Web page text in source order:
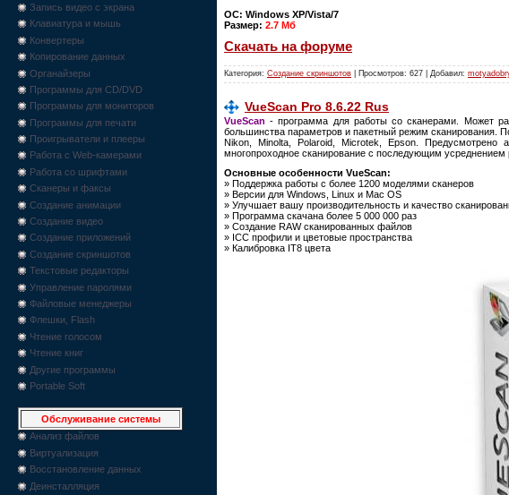
Запись видео с экрана
Клавиатура и мышь
Конвертеры
Копирование данных
Органайзеры
Программы для CD/DVD
Программы для мониторов
Программы для печати
Проигрыватели и плееры
Работа с Web-камерами
Работа со шрифтами
Сканеры и факсы
Создание анимации
Создание видео
Создание приложений
Создание скриншотов
Текстовые редакторы
Управление паролями
Файловые менеджеры
Флешки, Flash
Чтение голосом
Чтение книг
Другие программы
Portable Soft
Обслуживание системы
Анализ файлов
Виртуализация
Восстановление данных
Деинсталляция
ОС: Windows XP/Vista/7
Размер: 2.7 Мб
Скачать на форуме
Категория: Создание скриншотов | Просмотров: 627 | Добавил:
VueScan Pro 8.6.22 Rus
VueScan - программа для работы со сканерами. Может
большинства параметров и пакетный режим сканирования.
Nikon, Minolta, Polaroid, Microtek, Epson. Предусмотрено
многопроходное сканирование с последующим
Основные особенности VueScan:
» Поддержка работы с более 1200 моделями сканеров
» Версии для Windows, Linux и Mac OS
» Улучшает вашу производительность и качество
» Программа скачана более 5 000 000 раз
» Создание RAW сканированных файлов
» ICC профили и цветовые пространства
» Калибровка IT8 цвета